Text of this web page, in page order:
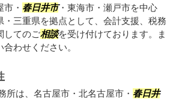
・ 春日井市・東海市・瀬戸市を中心
・三重県を拠点として、会計支援、税務
してのご相談を受け付けております。ま
わせください。
所は、名古屋市・北名古屋市・ 春日井